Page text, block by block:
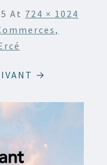
At 724 × 1024
→